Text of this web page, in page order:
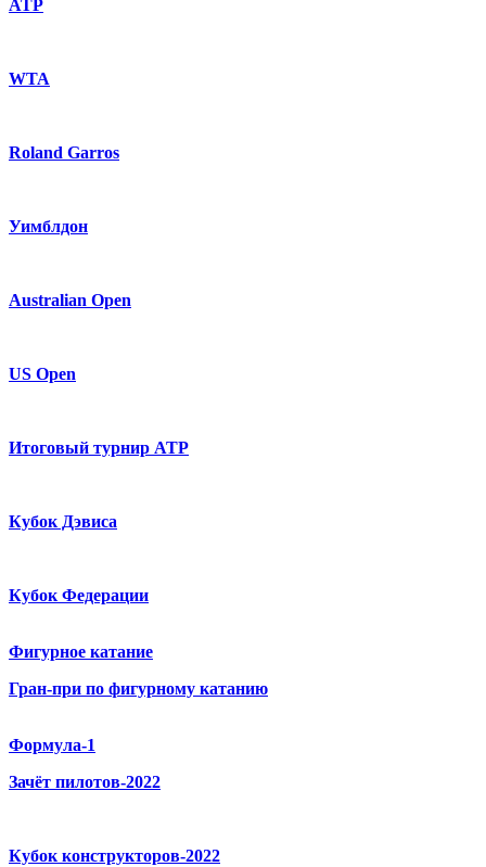
ATP
WTA
Roland Garros
Уимблдон
Australian Open
US Open
Итоговый турнир ATP
Кубок Дэвиса
Кубок Федерации
Фигурное катание
Гран-при по фигурному катанию
Формула-1
Зачёт пилотов-2022
Кубок конструкторов-2022